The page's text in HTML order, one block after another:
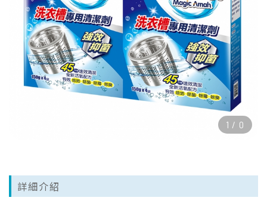
1 / 0
詳細介紹